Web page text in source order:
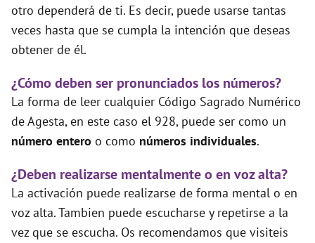
otro dependerá de ti. Es decir, puede usarse tantas
veces hasta que se cumpla la intención que deseas
obtener de él.
¿Cómo deben ser pronunciados los números?
La forma de leer cualquier Código Sagrado Numérico
de Agesta, en este caso el 928, puede ser como un
número entero o como números individuales.
¿Deben realizarse mentalmente o en voz alta?
La activación puede realizarse de forma mental o en
voz alta. Tambien puede escucharse y repetirse a la
vez que se escucha. Os recomendamos que visiteis